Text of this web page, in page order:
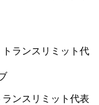
ランスリミット代表